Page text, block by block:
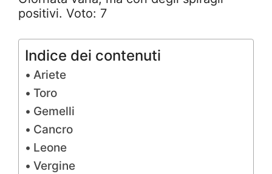
positivi. Voto: 7
Indice dei contenuti
Ariete
Toro
Gemelli
Cancro
Leone
Vergine